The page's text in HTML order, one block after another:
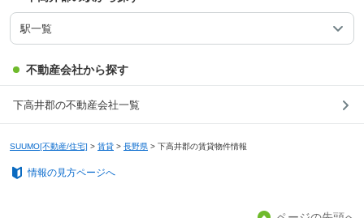
駅一覧
不動産会社から探す
下高井郡の不動産会社一覧
SUUMO[不動産/住宅] > 賃貸 > 長野県 > 下高井郡の賃貸物件情報
情報の見方ページへ